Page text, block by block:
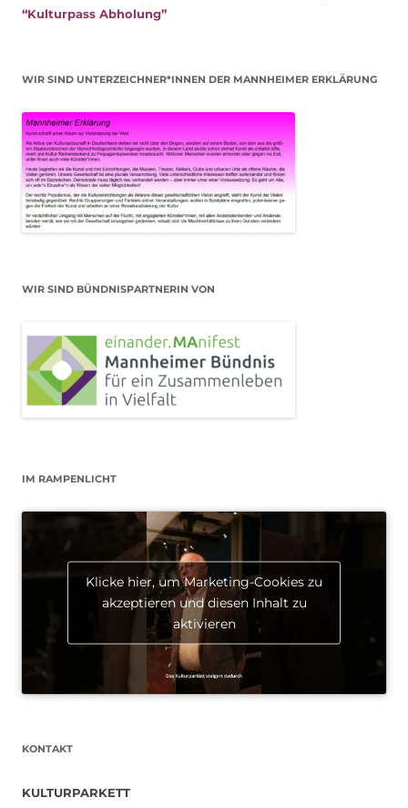
“Kulturpass Abholung”
WIR SIND UNTERZEICHNER*INNEN DER MANNHEIMER ERKLÄRUNG
WIR SIND BÜNDNISPARTNERIN VON
IM RAMPENLICHT
Klicke hier, um Marketing-Cookies zu
akzeptieren und diesen Inhalt zu
aktivieren
KONTAKT
KULTURPARKETT